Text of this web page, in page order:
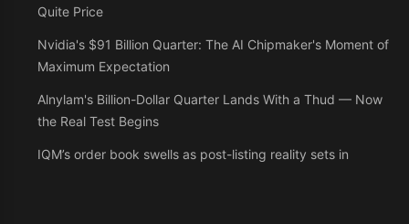
Quite Price
Nvidia's $91 Billion Quarter: The AI Chipmaker's Moment of
Maximum Expectation
Alnylam's Billion-Dollar Quarter Lands With a Thud — Now
the Real Test Begins
IQM’s order book swells as post-listing reality sets in